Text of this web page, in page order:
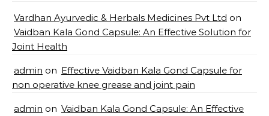
Vardhan Ayurvedic & Herbals Medicines Pvt Ltd on
Vaidban Kala Gond Capsule: An Effective Solution for
Joint Health
admin on Effective Vaidban Kala Gond Capsule for
non operative knee grease and joint pain
admin on Vaidban Kala Gond Capsule: An Effective